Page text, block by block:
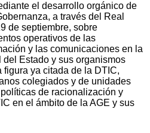
el desarrollo orgánico de
a través del Real
de septiembre, sobre
operativos de las
y las comunicaciones en la
Estado y sus organismos
figura ya citada de la DTIC,
colegiados y de unidades
de racionalización y
en el ámbito de la AGE y sus